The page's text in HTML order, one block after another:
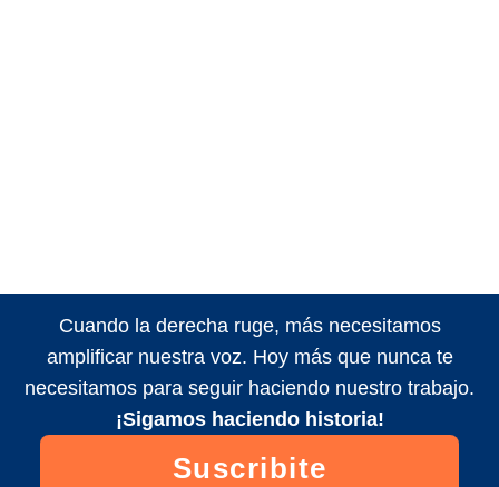
Cuando la derecha ruge, más necesitamos
amplificar nuestra voz. Hoy más que nunca te
necesitamos para seguir haciendo nuestro trabajo.
¡Sigamos haciendo historia!
Suscribite